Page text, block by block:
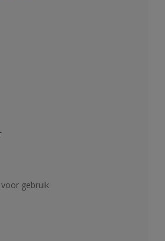
gebruik